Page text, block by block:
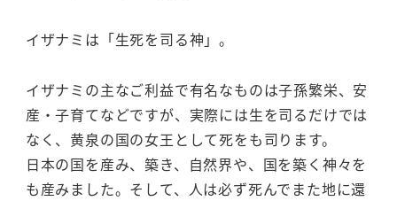
イザナミは「生死を司る神」。
イザナミの主なご利益で有名なものは子孫繁栄、安
産・子育てなどですが、実際には生を司るだけでは
なく、黄泉の国の女王として死をも司ります。
日本の国を産み、築き、自然界や、国を築く神々を
も産みました。そして、人は必ず死んでまた地に還